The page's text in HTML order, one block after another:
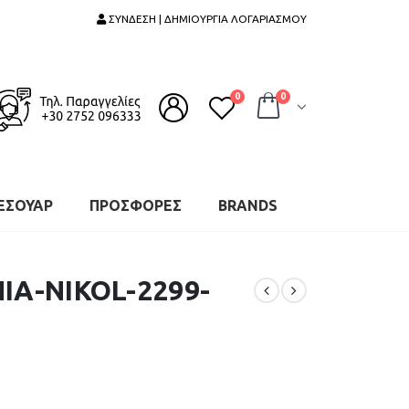
ΣΥΝΔΕΣΗ | ΔΗΜΙΟΥΡΓΙΑ ΛΟΓΑΡΙΑΣΜΟΥ
0 0
ΠΡΟΣΦΟΡΕΣ BRANDS
NIKOL-2299-